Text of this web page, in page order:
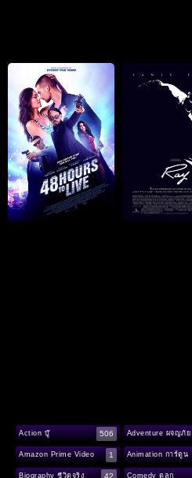
Action บู๊ 506 Adventure ผจญภัย
Amazon Prime Video 1 Animation การ์ตูน
Biography ชีวิตจริง 42 Comedy ตลก